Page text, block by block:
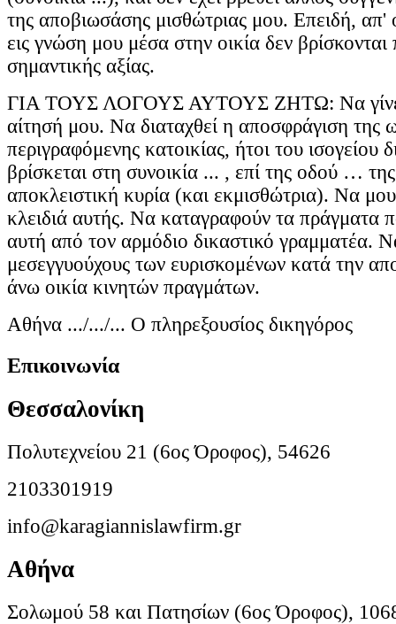
της αποβιωσάσης μισθώτριας μου. Επειδή, απ'
εις γνώση μου μέσα στην οικία δεν
σημαντικής αξίας.
ΓΙΑ ΤΟΥΣ ΛΟΓΟΥΣ ΑΥΤΟΥΣ ΖΗΤΩ: Να
αίτησή μου. Να διαταχθεί η αποσφράγιση της
περιγραφόμενης κατοικίας, ήτοι του ισογείου
βρίσκεται στη συνοικία ... , επί της οδού … της
αποκλειστική κυρία (και εκμισθώτρια). Να
κλειδιά αυτής. Να καταγραφούν τα πράγματα
αυτή από τον αρμόδιο δικαστικό γραμματέα.
μεσεγγυούχους των ευρισκομένων κατά την
άνω οικία κινητών πραγμάτων.
Αθήνα .../.../... Ο πληρεξουσίος δικηγόρος
Επικοινωνία
Θεσσαλονίκη
Πολυτεχνείου 21 (6ος Όροφος), 54626
2103301919
info@karagiannislawfirm.gr
Αθήνα
Σολωμού 58 και Πατησίων (6ος Όροφος),